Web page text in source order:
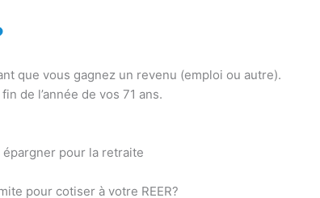
que vous gagnez un revenu (emploi ou autre).
de l’année de vos 71 ans.
pour la retraite
pour cotiser à votre REER?